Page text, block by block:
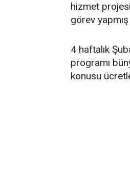
hizmet
görev
4 haftalık
programı
konusu